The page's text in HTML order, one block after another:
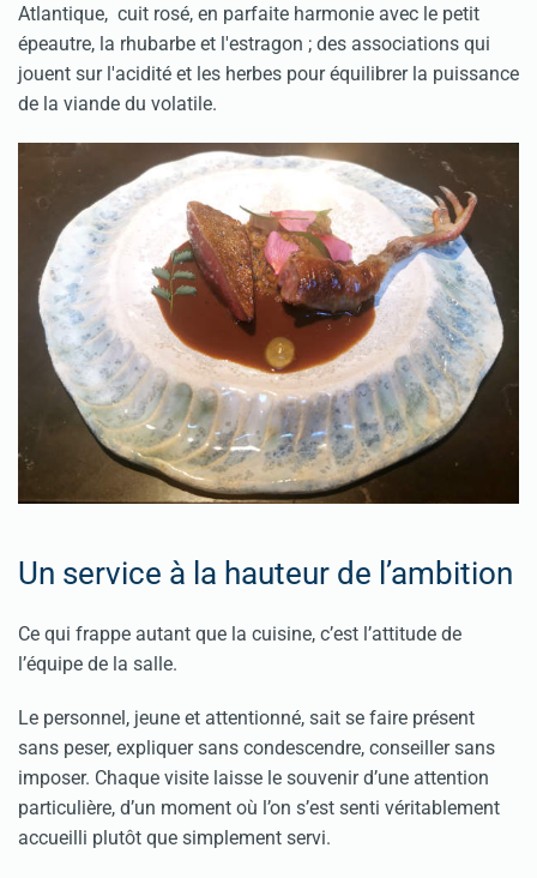
Atlantique, cuit rosé, en parfaite harmonie avec le petit
épeautre, la rhubarbe et l'estragon ; des associations qui
jouent sur l'acidité et les herbes pour équilibrer la puissance
de la viande du volatile.
Un service à la hauteur de l’ambition
Ce qui frappe autant que la cuisine, c’est l’attitude de
l’équipe de la salle.
Le personnel, jeune et attentionné, sait se faire présent
sans peser, expliquer sans condescendre, conseiller sans
imposer. Chaque visite laisse le souvenir d’une attention
particulière, d’un moment où l’on s’est senti véritablement
accueilli plutôt que simplement servi.